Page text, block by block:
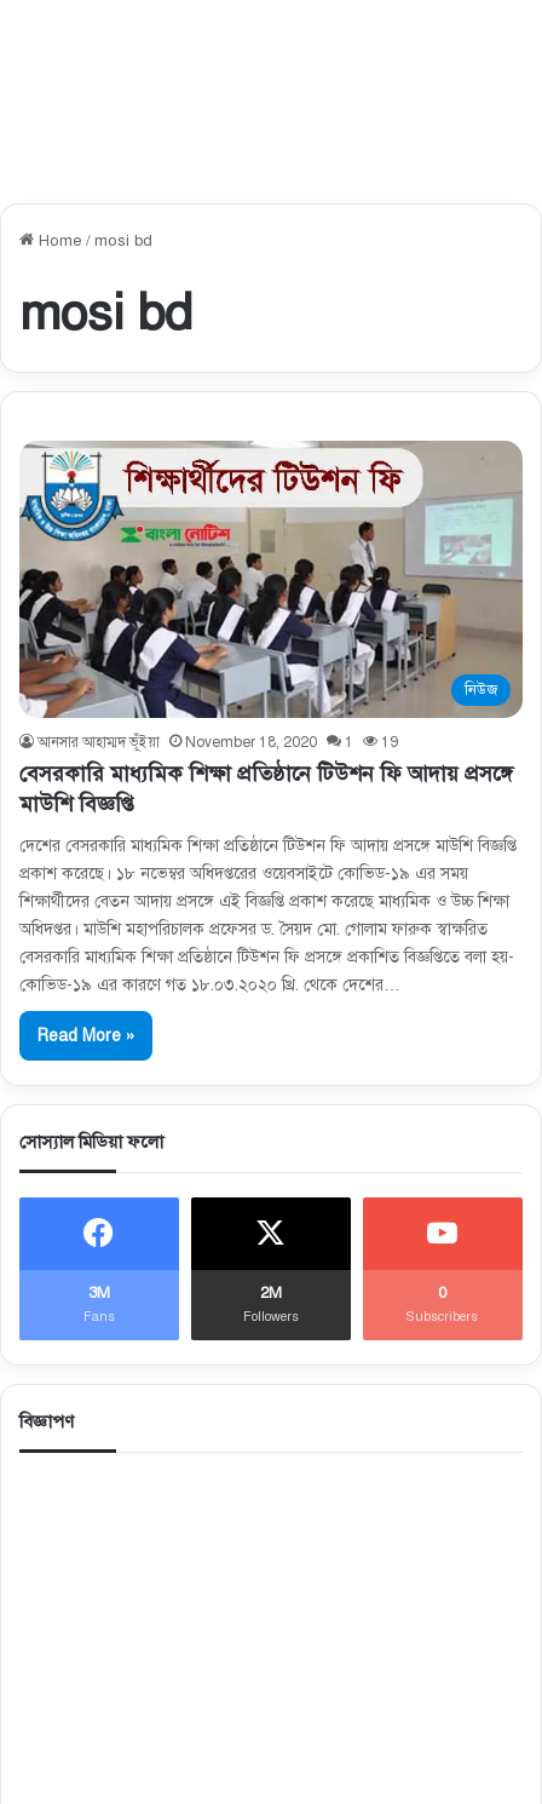
Home /mosi bd
mosi bd
নিউজ
আনসার আহাম্মদ ভূঁইয়া November 18, 2020 1 19
বেসরকারি মাধ্যমিক শিক্ষা প্রতিষ্ঠানে টিউশন ফি আদায় প্রসঙ্গে
মাউশি বিজ্ঞপ্তি
দেশের বেসরকারি মাধ্যমিক শিক্ষা প্রতিষ্ঠানে টিউশন ফি আদায় প্রসঙ্গে মাউশি বিজ্ঞপ্তি
প্রকাশ করেছে। ১৮ নভেম্বর অধিদপ্তরের ওয়েবসাইটে কোভিড-১৯ এর সময়
শিক্ষার্থীদের বেতন আদায় প্রসঙ্গে এই বিজ্ঞপ্তি প্রকাশ করেছে মাধ্যমিক ও উচ্চ শিক্ষা
অধিদপ্তর। মাউশি মহাপরিচালক প্রফেসর ড. সৈয়দ মাে. গােলাম ফারুক স্বাক্ষরিত
বেসরকারি মাধ্যমিক শিক্ষা প্রতিষ্ঠানে টিউশন ফি প্রসঙ্গে প্রকাশিত বিজ্ঞপ্তিতে বলা হয়-
কোভিড-১৯ এর কারণে গত ১৮.০৩.২০২০ খ্রি. থেকে দেশের…
Read More »
সোস্যাল মিডিয়া ফলো
3M
Fans
2M
Followers
0
Subscribers
বিজ্ঞাপণ